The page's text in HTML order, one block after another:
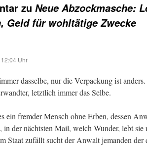
zu Neue Abzockmasche:
Geld für wohltätige Zwecke
Uhr
dasselbe, nur die Verpackung ist anders.
letztlich immer das Selbe.
ein fremder Mensch ohne Erben, dessen
in der nächtsten Mail, welch Wunder, lebt
Staat zufällt sucht der Anwalt jemanden